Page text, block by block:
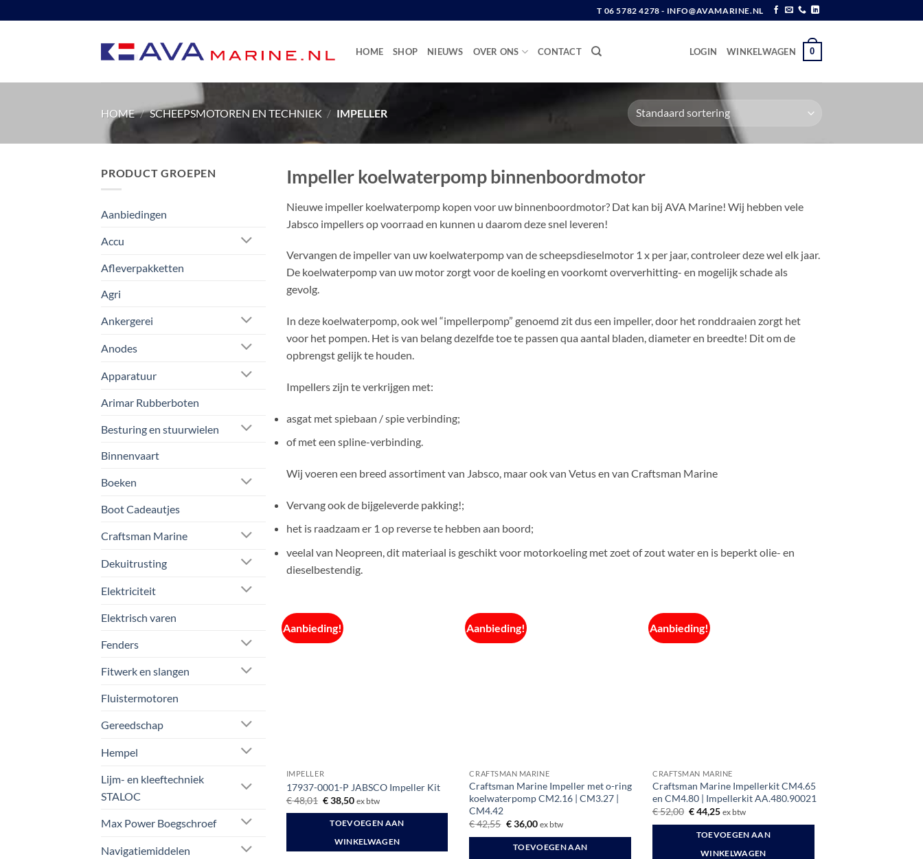
naar
T 06 5782 4278 - INFO@AVAMARINE.NL
HOME SHOP NIEUWS OVER ONS CONTACT LOGIN WINKELWAGEN 0
HOME / SCHEEPSMOTOREN EN TECHNIEK / IMPELLER
PRODUCT GROEPEN
Aanbiedingen
Accu
Afleverpakketten
Agri
Ankergerei
Anodes
Apparatuur
Arimar Rubberboten
Besturing en stuurwielen
Binnenvaart
Boeken
Boot Cadeautjes
Craftsman Marine
Dekuitrusting
Elektriciteit
Elektrisch varen
Fenders
Fitwerk en slangen
Fluistermotoren
Gereedschap
Hempel
Lijm- en kleeftechniek
STALOC
Max Power Boegschroef
Navigatiemiddelen
Impeller koelwaterpomp binnenboordmotor
Nieuwe impeller koelwaterpomp kopen voor uw binnenboordmotor? Dat kan bij AVA Marine! Wij hebben vele
Jabsco impellers op voorraad en kunnen u daarom deze snel leveren!
Vervangen de impeller van uw koelwaterpomp van de scheepsdieselmotor 1 x per jaar, controleer deze wel elk jaar.
De koelwaterpomp van uw motor zorgt voor de koeling en voorkomt oververhitting- en mogelijk schade als
gevolg.
In deze koelwaterpomp, ook wel “impellerpomp” genoemd zit dus een impeller, door het ronddraaien zorgt het
voor het pompen. Het is van belang dezelfde toe te passen qua aantal bladen, diameter en breedte! Dit om de
opbrengst gelijk te houden.
Impellers zijn te verkrijgen met:
asgat met spiebaan / spie verbinding;
of met een spline-verbinding.
Wij voeren een breed assortiment van Jabsco, maar ook van Vetus en van Craftsman Marine
Vervang ook de bijgeleverde pakking!;
het is raadzaam er 1 op reverse te hebben aan boord;
veelal van Neopreen, dit materiaal is geschikt voor motorkoeling met zoet of zout water en is beperkt olie- en
dieselbestendig.
Aanbieding!
IMPELLER
17937-0001-P JABSCO Impeller Kit
€48,01 Oorspronkelijke
prijs
was:
€ 48,01.
€38,50Huidige
is:
€ 38,50.
ex btw
TOEVOEGEN AAN
WINKELWAGEN
Aanbieding!
CRAFTSMAN MARINE
Craftsman Marine Impeller met o-ring
koelwaterpomp CM2.16 | CM3.27 |
CM4.42
€42,55 Oorspronkelijke
was:
€ 42,55.
€36,00Huidige
is:
€ 36,00.
ex btw
TOEVOEGEN AAN
Aanbieding!
CRAFTSMAN MARINE
Craftsman Marine Impellerkit CM4.65
en CM4.80 | Impellerkit AA.480.90021
€52,00 Oorspronkelijke
prijs
was:
€ 52,00.
€44,25Huidige
is:
€ 44,25.
ex btw
TOEVOEGEN AAN
WINKELWAGEN